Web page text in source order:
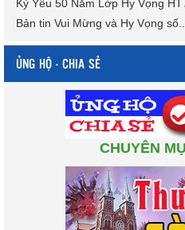
Kỷ Yếu 50 Năm Lớp Hy Vọng
Bản tin Vui Mừng và Hy Vọng số...
ỦNG HỘ - CHIA SẺ
CHUYÊN